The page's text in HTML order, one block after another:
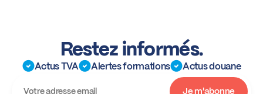
Restez informés.
Actus TVA Alertes formations Actus douane